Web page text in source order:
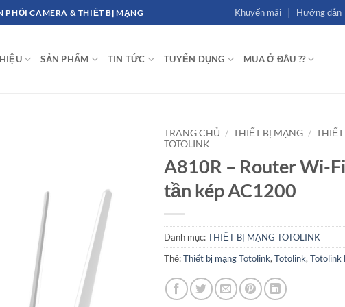
PHỐI CAMERA & THIẾT BỊ MẠNG Khuyến mãi Hướng dẫn
SẢN PHẨM TIN TỨC TUYỂN DỤNG MUA Ở ĐÂU ??
TRANG CHỦ / THIẾT BỊ MẠNG /
TOTOLINK
A810R – Router Wi-
tần kép AC1200
Danh mục:THIẾT BỊ MẠNG TOTOLINK
Thẻ:Thiết bị mạng Totolink, Totolink, Totolink